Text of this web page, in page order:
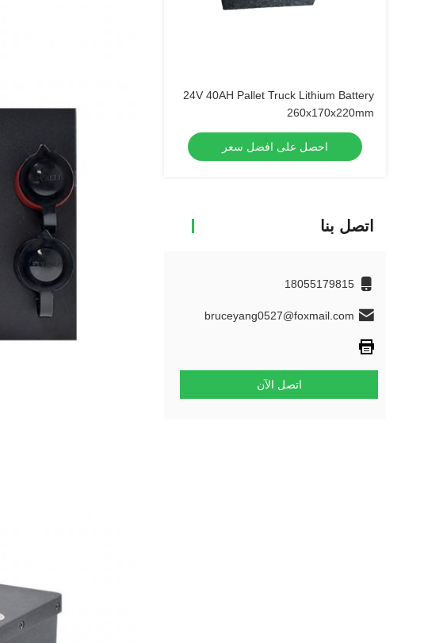
24V 40AH Pallet Truck Lithium Battery
260x170x220mm
احصل على افضل سعر
اتصل بنا
18055179815
bruceyang0527@foxmail.com
اتصل الآن